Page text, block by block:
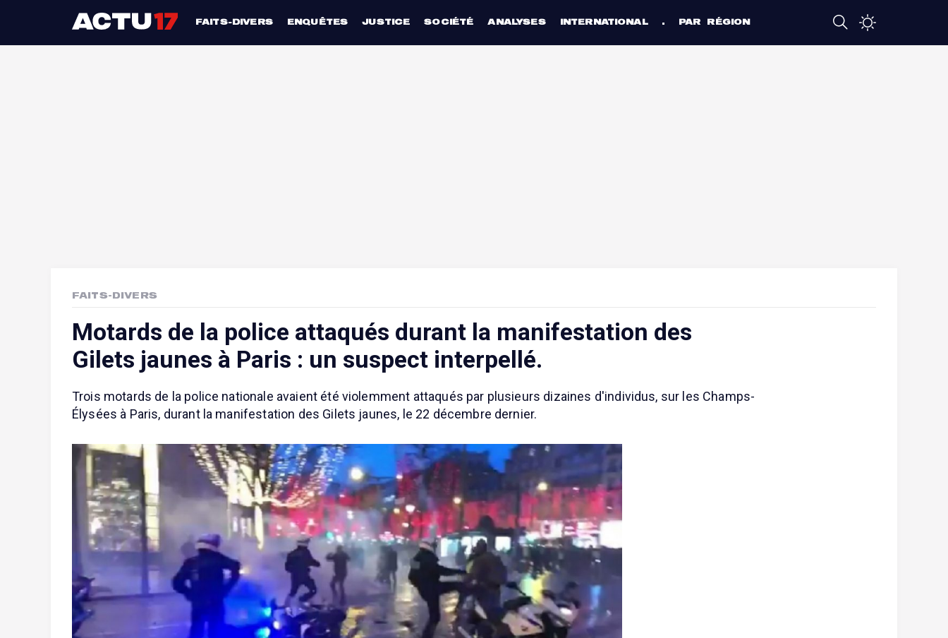
FAITS-DIVERS ENQUÊTES JUSTICE SOCIÉTÉ ANALYSES INTERNATIONAL PAR RÉGION
FAITS-DIVERS
Motards de la police attaqués durant la manifestation des
Gilets jaunes à Paris : un suspect interpellé.
Trois motards de la police nationale avaient été violemment attaqués par plusieurs dizaines d'individus, sur les Champs-
Élysées à Paris, durant la manifestation des Gilets jaunes, le 22 décembre dernier.